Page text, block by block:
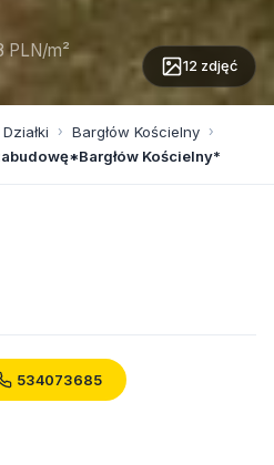
PLN/m²
12 zdjęć
Działki › Bargłów Kościelny ›
Kościelny*
534073685